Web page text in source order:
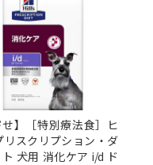
せ】［特別療法食］ヒ
リスクリプション・ダ
犬用 消化ケア i/d ド